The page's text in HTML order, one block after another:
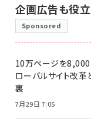
企画広告も役立
Sponsored
10万ページを8,000
ローバルサイト改
裏
7月29日 7:05